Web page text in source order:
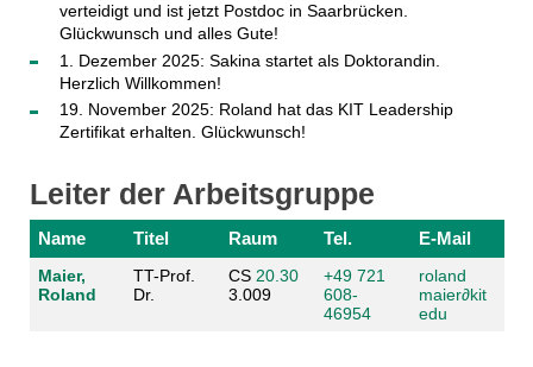
verteidigt und ist jetzt Postdoc in Saarbrücken.
Glückwunsch und alles Gute!
1. Dezember 2025: Sakina startet als Doktorandin.
Herzlich Willkommen!
19. November 2025: Roland hat das KIT Leadership
Zertifikat erhalten. Glückwunsch!
Leiter der Arbeitsgruppe
Name Titel Raum Tel. E-Mail
Maier,
Roland
TT-Prof.
Dr.
CS 20.30
3.009
+49 721
608-
46954
roland
maier∂kit
edu